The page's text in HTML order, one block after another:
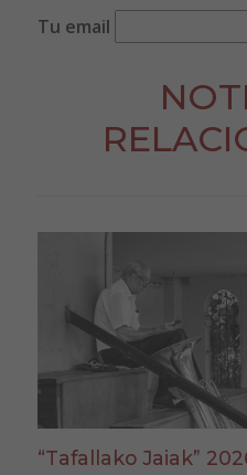
Tu email
“Tafallako Jaiak”